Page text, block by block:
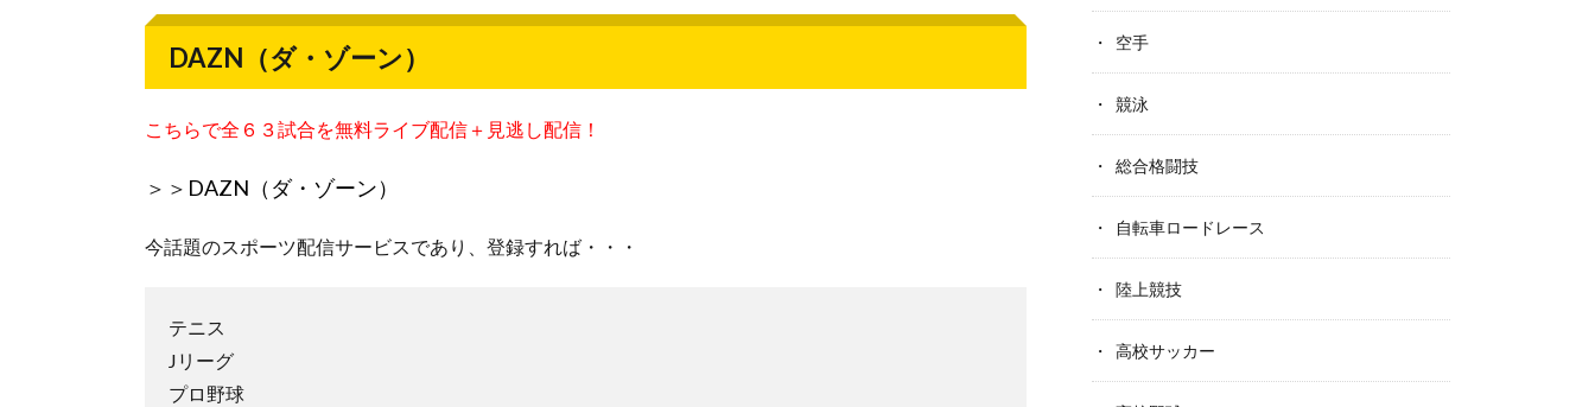
DAZN（ダ・ゾーン）
こちらで全６３試合を無料ライブ配信＋見逃し配信！
＞＞ DAZN（ダ・ゾーン）
今話題のスポーツ配信サービスであり、登録すれば・・・
テニス
Jリーグ
プロ野球
空手
競泳
総合格闘技
自転車ロードレース
陸上競技
高校サッカー